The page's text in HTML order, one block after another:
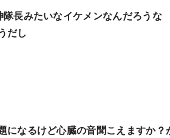
長みたいなイケメンなんだろうな
だし
になるけど心臓の音聞こえますか？